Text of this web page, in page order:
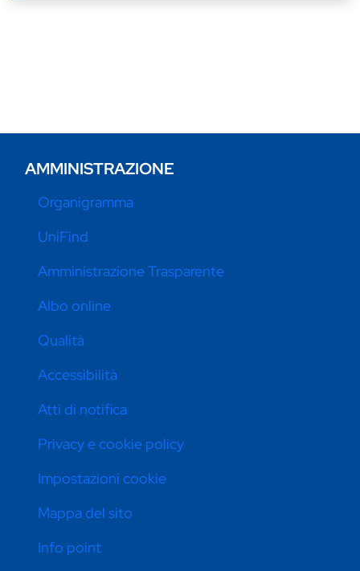
AMMINISTRAZIONE
Organigramma
UniFind
Amministrazione Trasparente
Albo online
Qualità
Accessibilità
Atti di notifica
Privacy e cookie policy
Impostazioni cookie
Mappa del sito
Info point